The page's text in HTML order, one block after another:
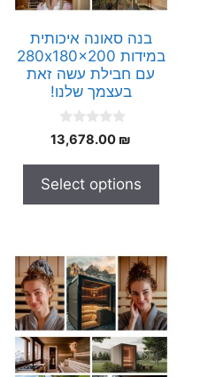
בנה סאונה איכותית
במידות 280x180x200
עם חבילת עשה זאת
בעצמך שלנו!
0
o
o
5
13,678.00 ₪
Select options